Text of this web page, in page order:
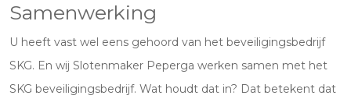
Samenwerking
U heeft vast wel eens gehoord van het beveiligingsbedrijf
SKG. En wij Slotenmaker Peperga werken samen met het
SKG beveiligingsbedrijf. Wat houdt dat in? Dat betekent dat